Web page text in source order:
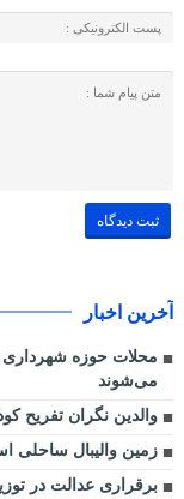
آخرین اخبار
می‌شوند
والدین نگران تفریح
زمین والیبال ساحلی
برقراری عدالت در